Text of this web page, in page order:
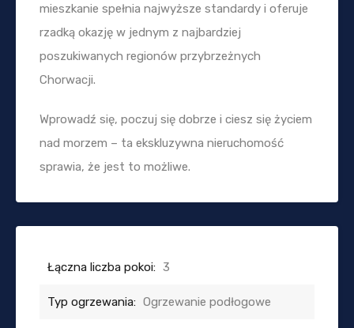
mieszkanie spełnia najwyższe standardy i oferuje
rzadką okazję w jednym z najbardziej
poszukiwanych regionów przybrzeżnych
Chorwacji.
Wprowadź się, poczuj się dobrze i ciesz się życiem
nad morzem – ta ekskluzywna nieruchomość
sprawia, że jest to możliwe.
Łączna liczba pokoi: 3
Typ ogrzewania: Ogrzewanie podłogowe